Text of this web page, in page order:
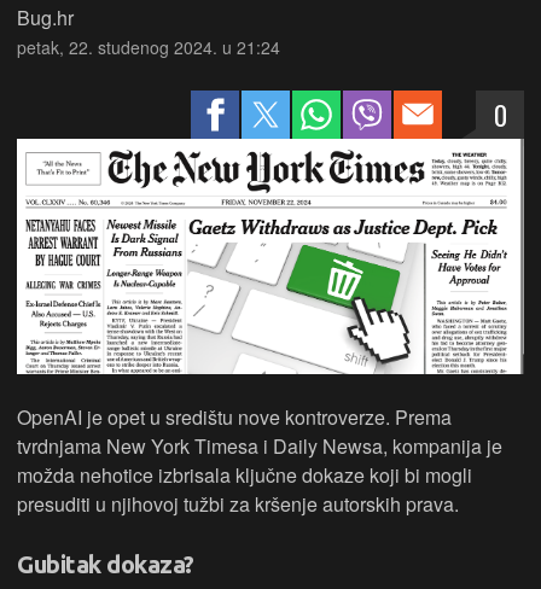
Bug.hr
petak, 22. studenog 2024. u 21:24
0
OpenAI je opet u središtu nove kontroverze. Prema
tvrdnjama New York Timesa i Daily Newsa, kompanija je
možda nehotice izbrisala ključne dokaze koji bi mogli
presuditi u njihovoj tužbi za kršenje autorskih prava.
Gubitak dokaza?